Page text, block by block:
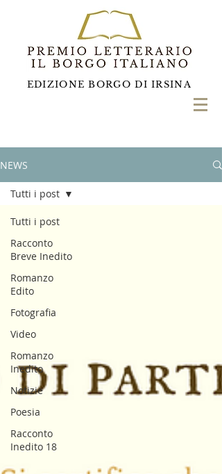
EDIZIONE BORGO DI IRSINA
NEWS
Tutti i post
Racconto
Breve Inedito
Romanzo
Edito
Fotografia
Video
Romanzo
Inedito
Notizie
Poesia
Racconto
Inedito 18
Tutti i post